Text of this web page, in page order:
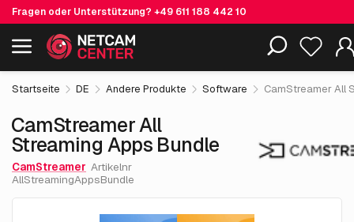
Fragen oder Unterstützung? +49 611 188 442 10
Einschließlich EOL-Produkte
CamStreamer All Streaming Apps Bundle 759.05 €
exkl. MwSt.
Startseite DE Andere Produkte Software CamStreamer All
CamStreamer All
Streaming Apps Bundle
CamStreamer Artikelnr
AllStreamingAppsBundle